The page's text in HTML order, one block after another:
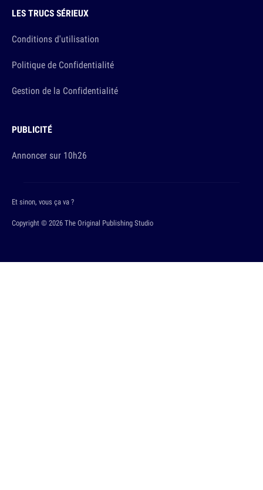
LES TRUCS SÉRIEUX
Conditions d'utilisation
Politique de Confidentialité
Gestion de la Confidentialité
PUBLICITÉ
Annoncer sur 10h26
Copyright © 2026 The Original Publishing Studio
Et sinon, vous ça va ?